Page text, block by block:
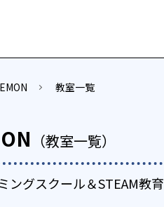
教室一覧
（教室一覧）
ングスクール＆STEAM教育